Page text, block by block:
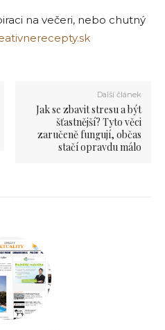
na večeri, nebo chutný
Další článek
Jak se zbavit stresu a být
šťastnější? Tyto věci
zaručeně fungují, občas
stačí opravdu málo